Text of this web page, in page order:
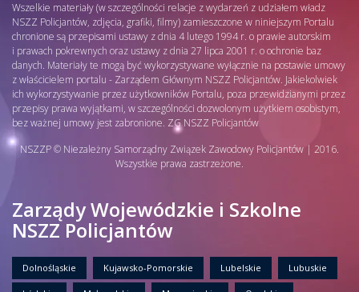
Wszelkie materiały (w szczególności relacje z wydarzeń z udziałem władz
NSZZ Policjantów, zdjęcia, grafiki, filmy) zamieszczone w niniejszym Portalu
chronione są przepisami ustawy z dnia 4 lutego 1994 r. o prawie autorskim
i prawach pokrewnych oraz ustawy z dnia 27 lipca 2001 r. o ochronie baz
danych. Materiały te mogą być wykorzystywane wyłącznie na postawie umowy
z właścicielem portalu - Zarządem Głównym NSZZ Policjantów. Jakiekolwiek
ich wykorzystywanie przez użytkowników Portalu, poza przewidzianymi przez
przepisy prawa wyjątkami, w szczególności dozwolonym użytkiem osobistym,
bez ważnej umowy jest zabronione. ZG NSZZ Policjantów
NSZZP © Niezależny Samorządny Związek Zawodowy Policjantów | 2016.
Wszystkie prawa zastrzeżone.
Zarządy Wojewódzkie i Szkolne
NSZZ Policjantów
Dolnośląskie Kujawsko-Pomorskie Lubelskie Lubuskie